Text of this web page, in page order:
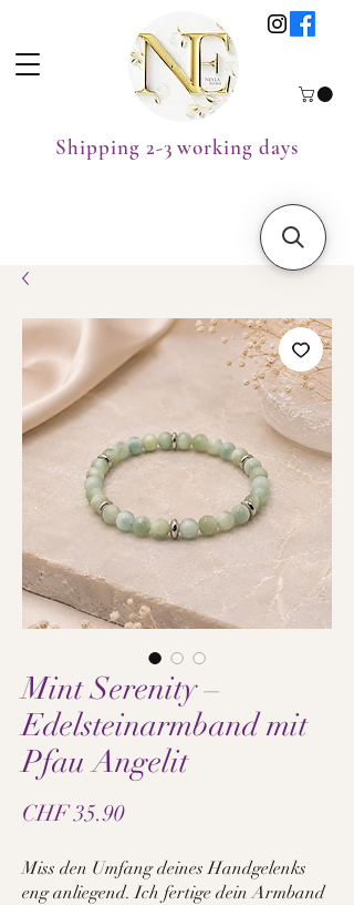
Shipping 2-3 working days
Mint Serenity –
Edelsteinarmband mit
Pfau Angelit
CHF 35.90Price
Miss den Umfang deines Handgelenks
eng anliegend. Ich fertige dein Armband